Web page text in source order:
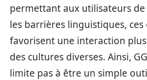
permettant aux utilisateurs
les barrières linguistiques,
favorisent une interaction
des cultures diverses. Ainsi,
limite pas à être un simple